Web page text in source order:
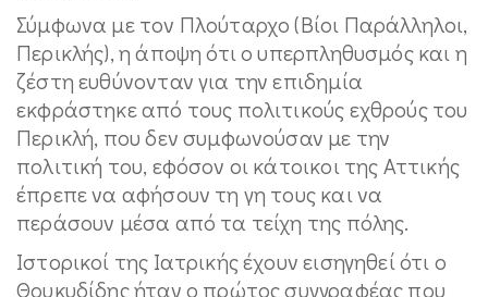
Σύμφωνα με τον Πλούταρχο (Βίοι Παράλληλοι,
Περικλής), η άποψη ότι ο υπερπληθυσμός και η
ζέστη ευθύνονταν για την επιδημία
εκφράστηκε από τους πολιτικούς εχθρούς του
Περικλή, που δεν συμφωνούσαν με την
πολιτική του, εφόσον οι κάτοικοι της Αττικής
έπρεπε να αφήσουν τη γη τους και να
περάσουν μέσα από τα τείχη της πόλης.
Ιστορικοί της Ιατρικής έχουν εισηγηθεί ότι ο
Θουκυδίδης ήταν ο πρώτος συγγραφέας που